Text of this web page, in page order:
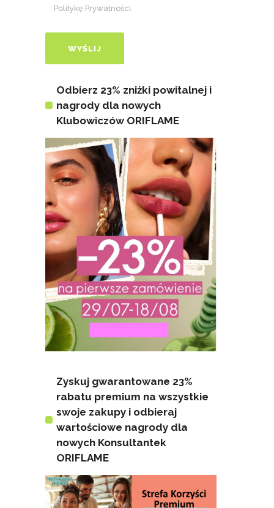
Politykę Prywatności
Odbierz 23% zniżki powitalnej i
nagrody dla nowych
Klubowiczów ORIFLAME
Zyskuj gwarantowane 23%
rabatu premium na wszystkie
swoje zakupy i odbieraj
wartościowe nagrody dla
nowych Konsultantek
ORIFLAME